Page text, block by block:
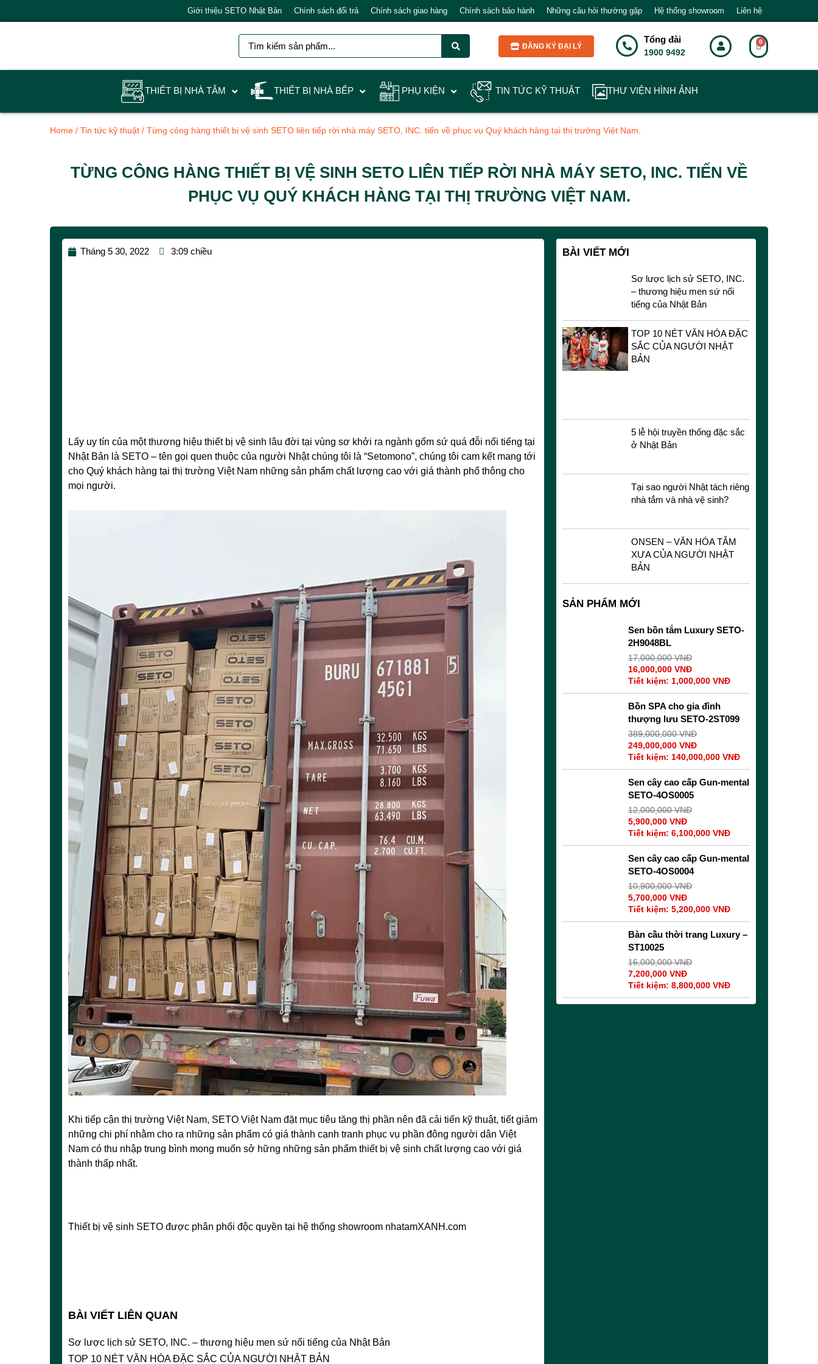
Giới thiệu SETO Nhật Bản Chính sách đổi trả Chính sách giao hàng Chính sách bảo hành Những câu hỏi thường gặp Hệ thống showroom Liên hệ
ĐĂNG KÝ ĐẠI LÝ
Tổng đài
1900 9492
THIẾT BỊ NHÀ TẮM THIẾT BỊ NHÀ BẾP PHỤ KIỆN TIN TỨC KỸ THUẬT THƯ VIỆN HÌNH ẢNH
Home / Tin tức kỹ thuật / Từng công hàng thiết bị vệ sinh SETO liên tiếp rời nhà máy SETO, INC. tiến về phục vụ Quý khách hàng tại thị trường Việt Nam.
TỪNG CÔNG HÀNG THIẾT BỊ VỆ SINH SETO LIÊN TIẾP RỜI NHÀ MÁY SETO, INC. TIẾN VỀ
PHỤC VỤ QUÝ KHÁCH HÀNG TẠI THỊ TRƯỜNG VIỆT NAM.
Tháng 5 30, 2022 3:09 chiều
Lấy uy tín của một thương hiệu thiết bị vệ sinh lâu đời tại vùng sơ khởi ra ngành gốm sứ quá đỗi nổi tiếng tại
Nhật Bản là SETO – tên gọi quen thuộc của người Nhật chúng tôi là “Setomono”, chúng tôi cam kết mang tới
cho Quý khách hàng tại thị trường Việt Nam những sản phẩm chất lượng cao với giá thành phổ thông cho
mọi người.
Khi tiếp cận thị trường Việt Nam, SETO Việt Nam đặt mục tiêu tăng thị phần nên đã cải tiến kỹ thuật, tiết giảm
những chi phí nhằm cho ra những sản phẩm có giá thành cạnh tranh phục vụ phần đông người dân Việt
Nam có thu nhập trung bình mong muốn sở hững những sản phẩm thiết bị vệ sinh chất lượng cao với giá
thành thấp nhất.
Thiết bị vệ sinh SETO được phân phối độc quyền tại hệ thống showroom nhatamXANH.com
BÀI VIẾT LIÊN QUAN
Sơ lược lịch sử SETO, INC. – thương hiệu men sứ nổi tiếng của Nhật Bản
TOP 10 NÉT VĂN HÓA ĐẶC SẮC CỦA NGƯỜI NHẬT BẢN
BÀI VIẾT MỚI
Sơ lược lịch sử SETO, INC.
– thương hiệu men sứ nổi
tiếng của Nhật Bản
TOP 10 NÉT VĂN HÓA ĐẶC
SẮC CỦA NGƯỜI NHẬT
BẢN
5 lễ hội truyền thống đặc sắc
ở Nhật Bản
Tại sao người Nhật tách riêng
nhà tắm và nhà vệ sinh?
ONSEN – VĂN HÓA TẮM
XƯA CỦA NGƯỜI NHẬT
BẢN
SẢN PHẨM MỚI
Sen bồn tắm Luxury SETO-
2H9048BL
17,000,000VNĐ
16,000,000 VNĐ
Tiết kiệm: 1,000,000 VNĐ
Bồn SPA cho gia đình
thượng lưu SETO-2ST099
389,000,000VNĐ
249,000,000 VNĐ
Tiết kiệm: 140,000,000 VNĐ
Sen cây cao cấp Gun-mental
SETO-4OS0005
12,000,000VNĐ
5,900,000 VNĐ
Tiết kiệm: 6,100,000 VNĐ
Sen cây cao cấp Gun-mental
SETO-4OS0004
10,900,000VNĐ
5,700,000 VNĐ
Tiết kiệm: 5,200,000 VNĐ
Bàn cầu thời trang Luxury –
ST10025
16,000,000VNĐ
7,200,000 VNĐ
Tiết kiệm: 8,800,000 VNĐ